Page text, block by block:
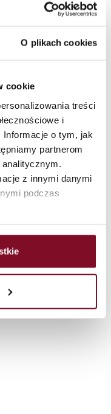
O plikach cookies
cookie
treści
i
o tym, jak
partnerom
z innymi danymi
podczas
Methoden
machen!
des modernen
können die Ruhe im
Ort der Ruhe und